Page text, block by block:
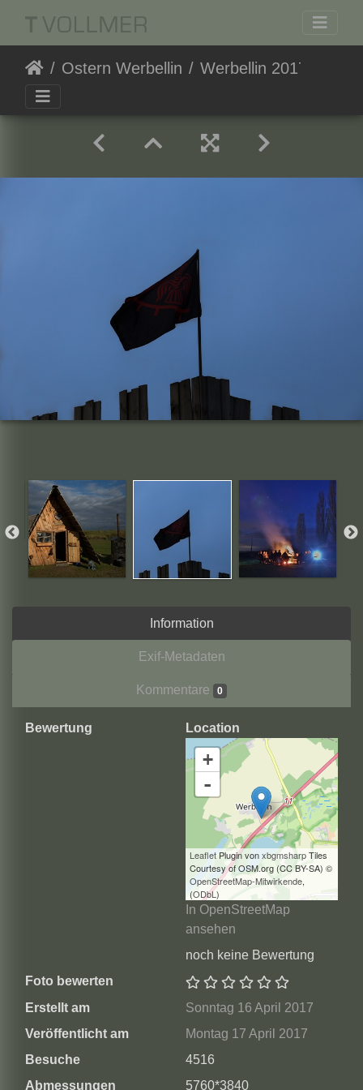
Ostern Werbellin Werbellin 20170416-172942 8730
Information
Exif-Metadaten
Kommentare 0
Bewertung Location
+
-
LeafletPlugin vonxbgmsharpTiles
Courtesy of OSM.org (CC BY-SA) ©
OpenStreetMap-Mitwirkende,
(ODbL)
In OpenStreetMap
ansehen
noch keine Bewertung
Foto bewerten
Erstellt am
Sonntag 16 April 2017
Veröffentlicht am
Montag 17 April 2017
Besuche
4516
Abmessungen
5760*3840